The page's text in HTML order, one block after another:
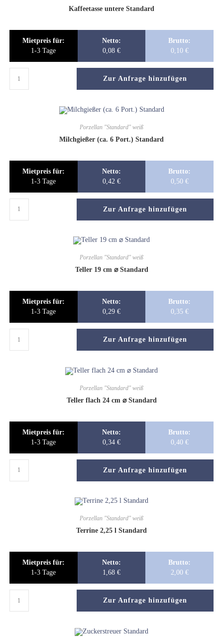
Kaffeetasse untere Standard
Mietpreis für:
1-3 Tage
Netto:
0,08 €
Brutto:
0,10 €
Zur Anfrage hinzufügen
Porzellan "Standard" weiß
Milchgießer (ca. 6 Port.) Standard
Mietpreis für:
1-3 Tage
Netto:
0,42 €
Brutto:
0,50 €
Zur Anfrage hinzufügen
Porzellan "Standard" weiß
Teller 19 cm ⌀ Standard
Mietpreis für:
1-3 Tage
Netto:
0,29 €
Brutto:
0,35 €
Zur Anfrage hinzufügen
Porzellan "Standard" weiß
Teller flach 24 cm ⌀ Standard
Mietpreis für:
1-3 Tage
Netto:
0,34 €
Brutto:
0,40 €
Zur Anfrage hinzufügen
Porzellan "Standard" weiß
Terrine 2,25 l Standard
Mietpreis für:
1-3 Tage
Netto:
1,68 €
Brutto:
2,00 €
Zur Anfrage hinzufügen